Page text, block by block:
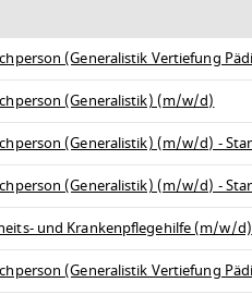
(Generalistik Vertiefung
(Generalistik) (m/w/d)
(Generalistik) (m/w/d) -
(Generalistik) (m/w/d) -
und Krankenpflegehilfe (m/w/d)
(Generalistik Vertiefung